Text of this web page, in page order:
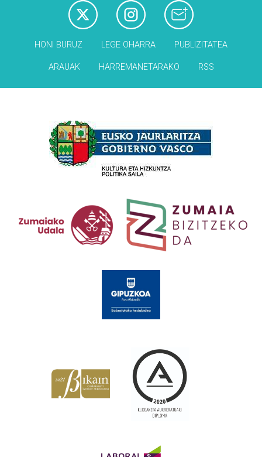
HONI BURUZ LEGE OHARRA PUBLIZITATEA
ARAUAK HARREMANETARAKO RSS